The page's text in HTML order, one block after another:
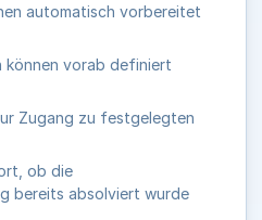
automatisch vorbereitet
vorab definiert
Zugang zu festgelegten
ob die
bereits absolviert wurde